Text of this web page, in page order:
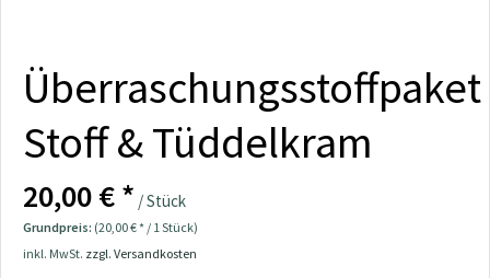
Überraschungsstoffpaket
Stoff & Tüddelkram
20,00 € * / Stück
Grundpreis: (20,00 € * / 1 Stück)
inkl. MwSt. zzgl. Versandkosten